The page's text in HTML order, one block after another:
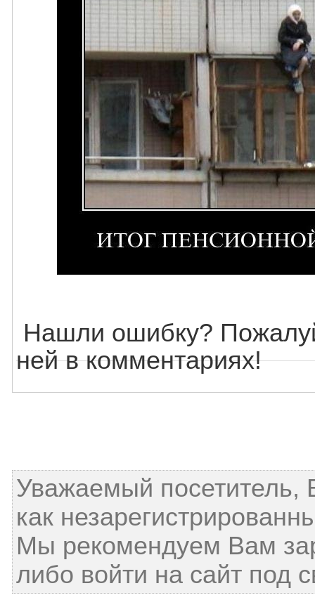
Нашли ошибку?
ней в комментариях!
Уважаемый посетитель,
как
Мы рекомендуем Вам
либо войти на сайт под